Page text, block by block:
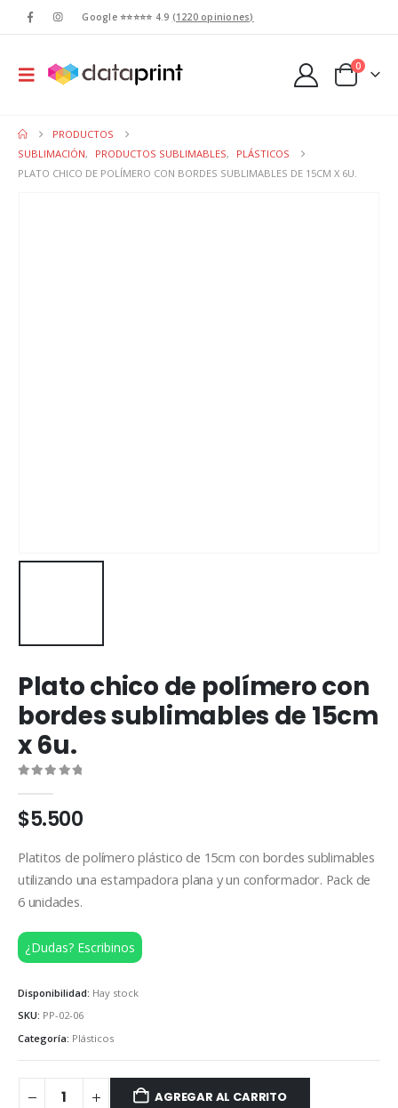
Google ⭐⭐⭐⭐⭐ 4.9 (1220 opiniones)
0
PRODUCTOS
SUBLIMACIÓN, PRODUCTOS SUBLIMABLES,
PLÁSTICOS
PLATO CHICO DE POLÍMERO CON BORDES SUBLIMABLES DE 15CM X 6U.
Plato chico de polímero con
bordes sublimables de 15cm
x 6u.
$5.500
Platitos de polímero plástico de 15cm con bordes sublimables
utilizando una estampadora plana y un conformador. Pack de
6 unidades.
¿Dudas? Escribinos
Disponibilidad: Hay stock
SKU: PP-02-06
Categoría: Plásticos
AGREGAR AL CARRITO